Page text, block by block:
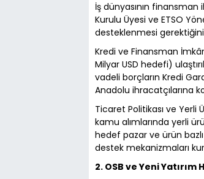
İş dünyasının
Kurulu Üyesi ve ETSO
desteklenmesi gerektiğini
Kredi ve Finansman
Milyar USD hedefi)
vadeli borçların Kredi
Anadolu ihracatçılarına
Ticaret Politikası ve
kamu alımlarında yerli
hedef pazar ve ürün
destek mekanizmaları
2. OSB ve Yeni Yatırım